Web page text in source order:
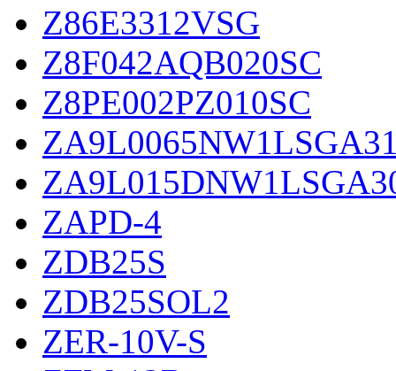
Z86E3312VSG
Z8F042AQB020SC
Z8PE002PZ010SC
ZAPD-4
ZDB25S
ZDB25SOL2
ZER-10V-S